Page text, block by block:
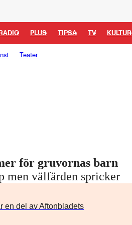
RADIO PLUS TIPSA TV KULTUR
Teater
för gruvornas barn
men välfärden spricker
en del av Aftonbladets